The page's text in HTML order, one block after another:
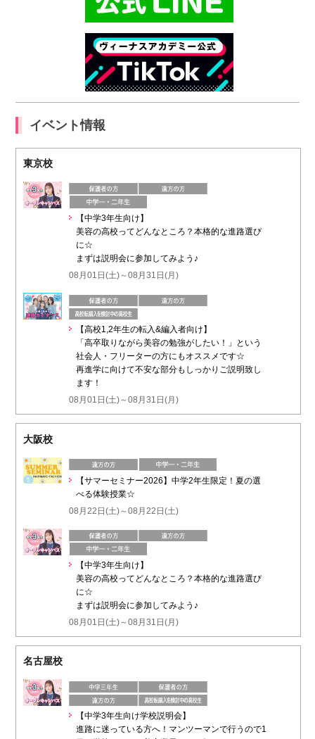
イベント情報
東京校
【中学3年生向け】
美容の高校ってどんなところ？本格的な進路選び
に☆
まずは説明会に参加してみよう♪
08月01日(土)～08月31日(月)
【高校1,2年生の転入&編入者向け】
「高卒取りながら美容の勉強がしたい！」という
社会人・フリーターの方にもオススメです☆
再進学に向けて不安な部分もしっかりご説明致し
ます！
08月01日(土)～08月31日(月)
大阪校
【サマーセミナー2026】中学2年生限定！夏の選
べる体験授業☆
08月22日(土)～08月22日(土)
【中学3年生向け】
美容の高校ってどんなところ？本格的な進路選び
に☆
まずは説明会に参加してみよう♪
08月01日(土)～08月31日(月)
名古屋校
【中学3年生向け学校説明会】
進路に迷っている方へ！マンツーマンで行うので1